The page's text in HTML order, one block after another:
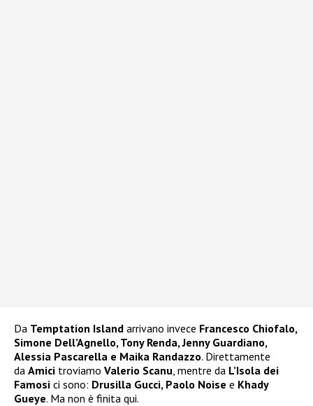
Da Temptation Island arrivano invece Francesco Chiofalo,
Simone Dell’Agnello, Tony Renda, Jenny Guardiano,
Alessia Pascarella e Maika Randazzo. Direttamente
da Amici troviamo Valerio Scanu, mentre da L’Isola dei
Famosi ci sono: Drusilla Gucci, Paolo Noise e Khady
Gueye. Ma non è finita qui.